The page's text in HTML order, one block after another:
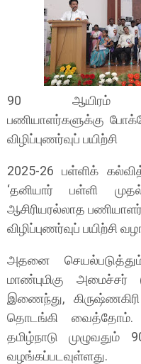
90 ஆயிரம்
பணியாளர்களுக்கு
விழிப்புணர்வுப் பயிற்சி
2025-26 பள்ளிக்
‘தனியார் பள்ளி
ஆசிரியரல்லாத
விழிப்புணர்வுப் பயிற்சி
அதனை
மாண்புமிகு அமைச்சர்
இணைந்து,
தொடங்கி வைத்தோம்.
தமிழ்நாடு முழுவதும்
வழங்கப்படவுள்ளது.